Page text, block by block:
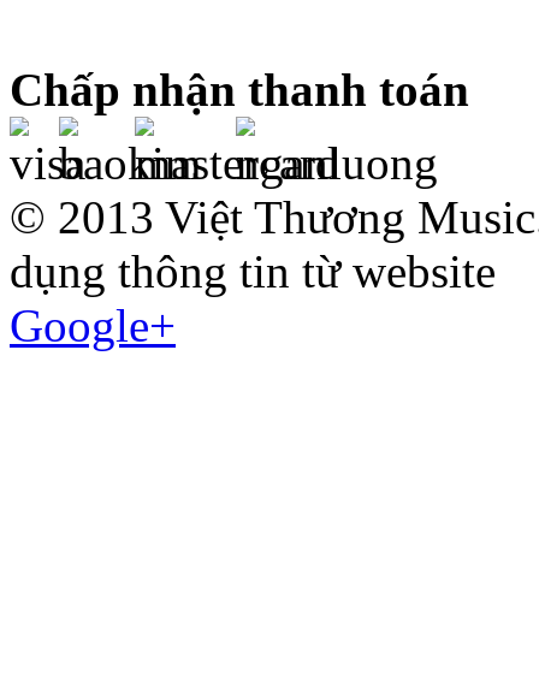
Chấp nhận thanh toán
© 2013 Việt Thương
dụng thông tin từ website
Google+